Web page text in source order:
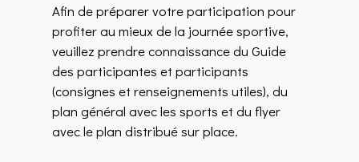
Afin de préparer votre participation pour
profiter au mieux de la journée sportive,
veuillez prendre connaissance du Guide
des participantes et participants
(consignes et renseignements utiles), du
plan général avec les sports et du flyer
avec le plan distribué sur place.